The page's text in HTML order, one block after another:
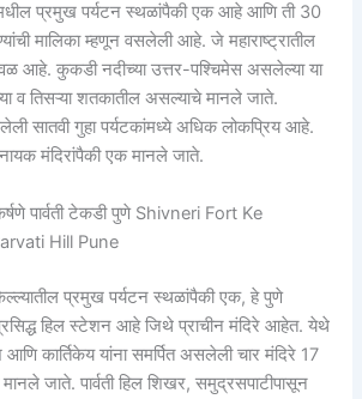
प्रमुख पर्यटन स्थळांपैकी एक आहे आणि ती 30
मालिका म्हणून वसलेली आहे. जे महाराष्ट्रातील
आहे. कुकडी नदीच्या उत्तर-पश्चिमेस असलेल्या या
व तिसऱ्या शतकातील असल्याचे मानले जाते.
सातवी गुहा पर्यटकांमध्ये अधिक लोकप्रिय आहे.
मंदिरांपैकी एक मानले जाते.
पार्वती टेकडी पुणे Shivneri Fort Ke
Hill Pune
प्रमुख पर्यटन स्थळांपैकी एक, हे पुणे
हिल स्टेशन आहे जिथे प्राचीन मंदिरे आहेत. येथे
कार्तिकेय यांना समर्पित असलेली चार मंदिरे 17
जाते. पार्वती हिल शिखर, समुद्रसपाटीपासून